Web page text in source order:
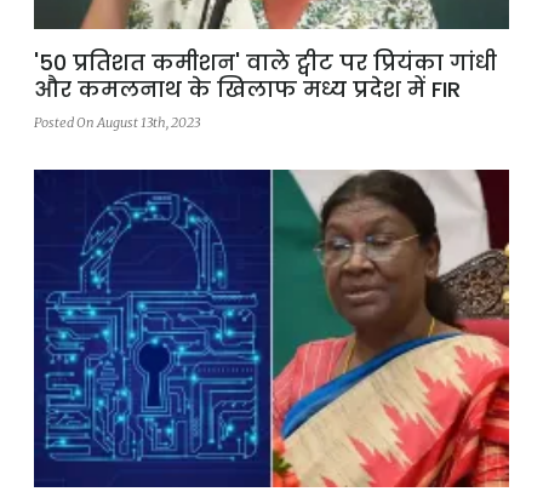
'50 प्रतिशत कमीशन' वाले ट्वीट पर प्रियंका गांधी
और कमलनाथ के खिलाफ मध्य प्रदेश में FIR
Posted On August 13th, 2023